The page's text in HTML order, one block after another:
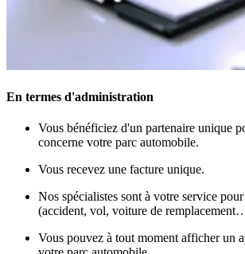
En termes d'administration
Vous bénéficiez d'un partenaire unique
concerne votre parc automobile.
Vous recevez une facture unique.
Nos spécialistes sont à votre service
(accident, vol, voiture de
Vous pouvez à tout moment afficher un